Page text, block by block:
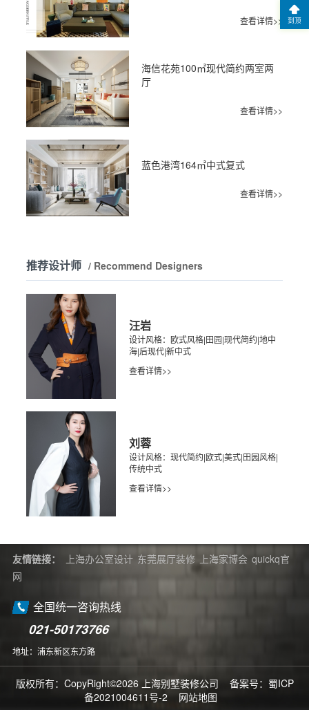
查看详情>>
海信花苑100㎡现代简约两室两
厅
查看详情>>
蓝色港湾164㎡中式复式
查看详情>>
推荐设计师 / Recommend Designers
汪岩
设计风格：欧式风格|田园|现代简约|地中
海|后现代|新中式
查看详情>>
刘蓉
设计风格：现代简约|欧式|美式|田园风格|
传统中式
查看详情>>
友情链接： 上海办公室设计 东莞展厅装修 上海家博会 quickq官
网
全国统一咨询热线
021-50173766
地址：浦东新区东方路
版权所有：CopyRight©2026 上海别墅装修公司 备案号： 蜀ICP
备2021004611号-2
网站地图
到顶